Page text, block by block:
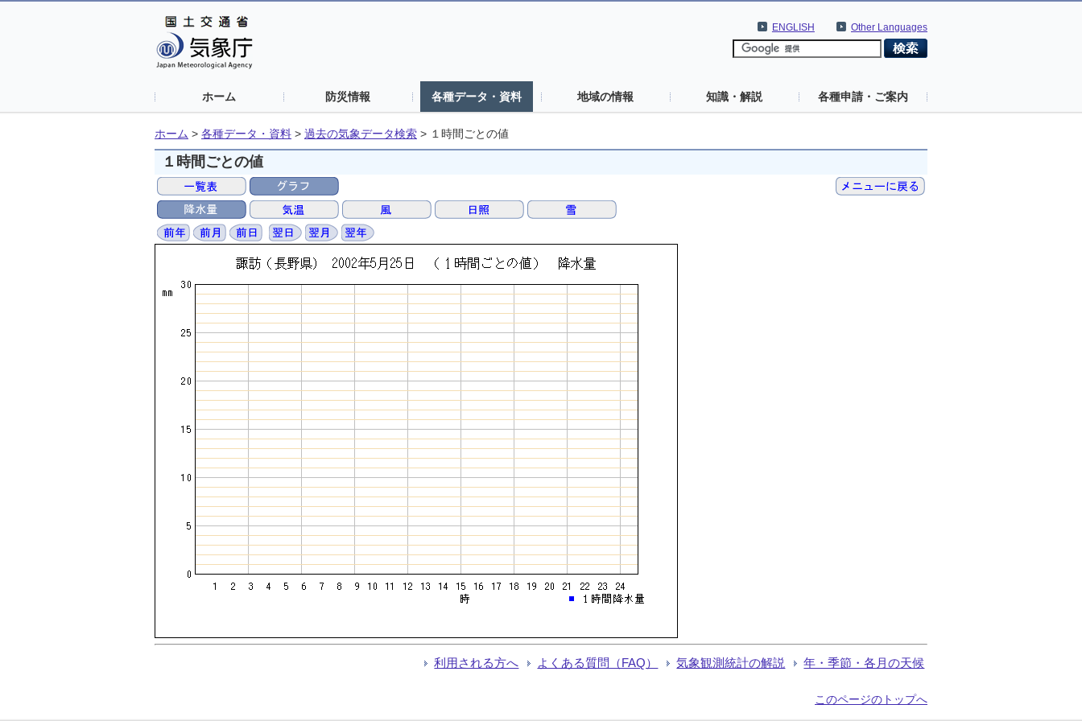
Other Languages
ENGLISH
ホーム 防災情報 各種データ・資料 地域の情報 知識・解説 各種申請・ご案内
ホーム > 各種データ・資料 > 過去の気象データ検索 > １時間ごとの値
１時間ごとの値
利用される方へ よくある質問（FAQ） 気象観測統計の解説 年・季節・各月の天候
このページのトップへ